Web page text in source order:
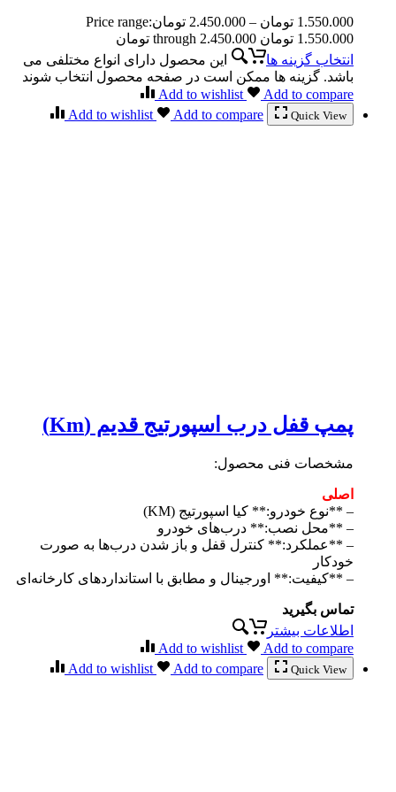
1.550.000 تومان –
2.450.000 تومانPrice range:
1.550.000 تومان through 2.450.000 تومان
انتخاب گزینه ها
این محصول دارای انواع مختلفی می
باشد. گزینه ها ممکن است در صفحه محصول انتخاب شوند
Add to wishlist
Add to compare
Quick View
Add to wishlist Add to compare
پمپ قفل درب اسپورتیج قدیم (Km)
مشخصات فنی محصول:
اصلی
– **نوع خودرو:** کیا اسپورتیج (KM)
– **محل نصب:** درب‌های خودرو
– **عملکرد:** کنترل قفل و باز شدن درب‌ها به صورت
خودکار
– **کیفیت:** اورجینال و مطابق با استانداردهای کارخانه‌ای
تماس بگیرید
اطلاعات بیشتر
Add to wishlist
Add to compare
Quick View
Add to wishlist Add to compare